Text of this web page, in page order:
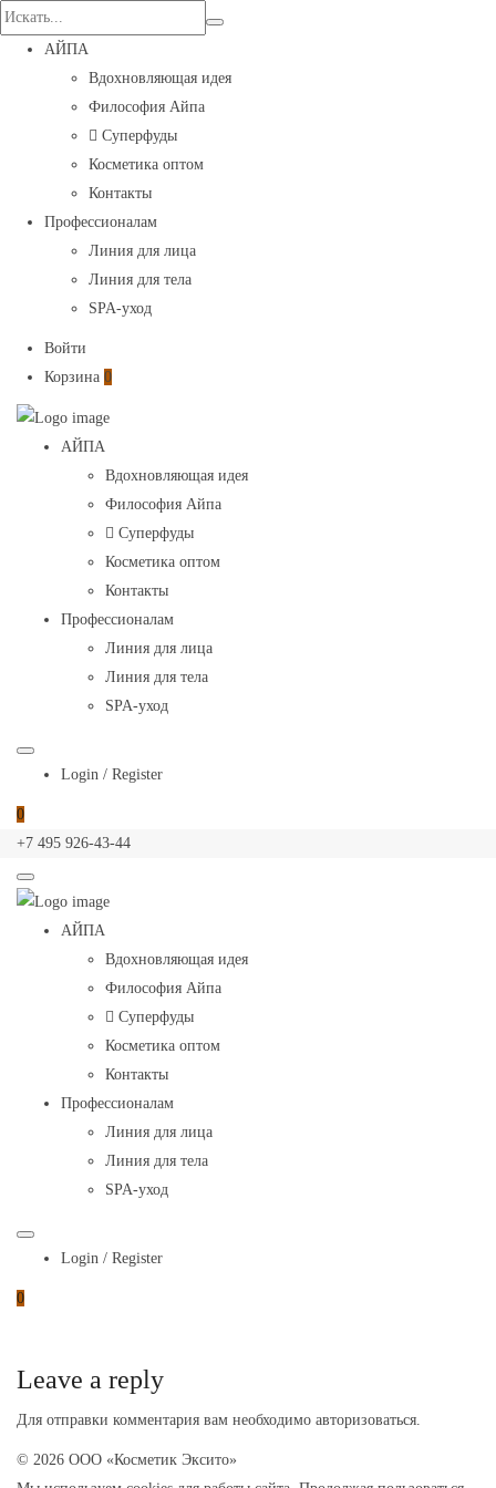
Search
АЙПА
Вдохновляющая идея
Философия Айпа
Суперфуды
Косметика оптом
Контакты
Профессионалам
Линия для лица
Линия для тела
SPA-уход
Войти
Корзина 0
Aypa
PrimaryАЙПА
Вдохновляющая идея
Философия Айпа
Суперфуды
Косметика оптом
Контакты
Профессионалам
Линия для лица
Линия для тела
SPA-уход
Login / Register
0
+7 495 926-43-44
Aypa
PrimaryАЙПА
Вдохновляющая идея
Философия Айпа
Суперфуды
Косметика оптом
Контакты
Профессионалам
Линия для лица
Линия для тела
SPA-уход
Login / Register
0
Leave a reply
Для отправки комментария вам необходимо авторизоваться
© 2026 ООО «Косметик Эксито»